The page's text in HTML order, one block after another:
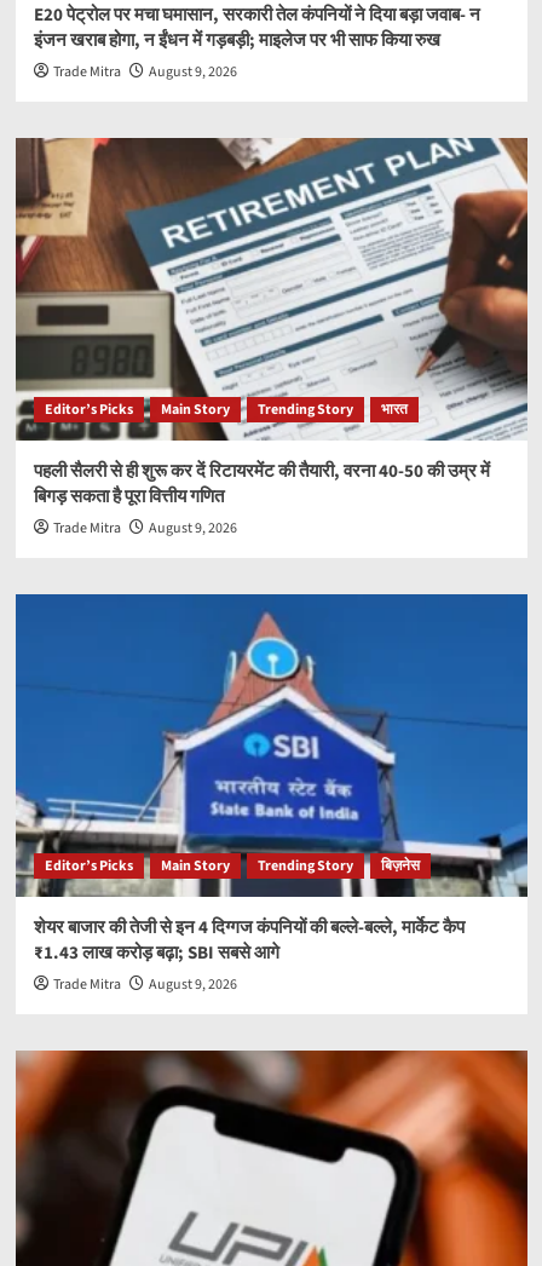
E20 पेट्रोल पर मचा घमासान, सरकारी तेल कंपनियों ने दिया बड़ा जवाब- न
इंजन खराब होगा, न ईंधन में गड़बड़ी; माइलेज पर भी साफ किया रुख
Trade Mitra August 9, 2026
Editor’s Picks Main Story Trending Story भारत
पहली सैलरी से ही शुरू कर दें रिटायरमेंट की तैयारी, वरना 40-50 की उम्र में
बिगड़ सकता है पूरा वित्तीय गणित
Trade Mitra August 9, 2026
Editor’s Picks Main Story Trending Story बिज़नेस
शेयर बाजार की तेजी से इन 4 दिग्गज कंपनियों की बल्ले-बल्ले, मार्केट कैप
₹1.43 लाख करोड़ बढ़ा; SBI सबसे आगे
Trade Mitra August 9, 2026